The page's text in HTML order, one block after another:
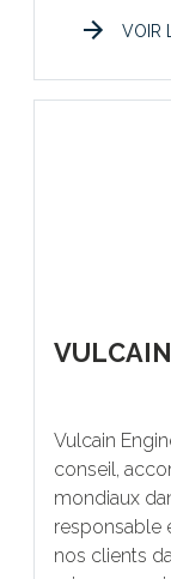
VOIR
Vulcain
conseil,
mondiaux
responsable
nos clients